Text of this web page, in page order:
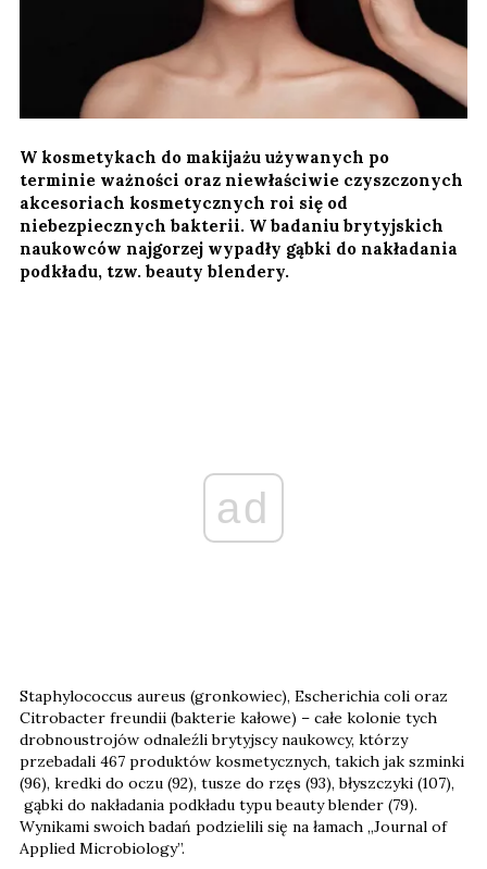
W kosmetykach do makijażu używanych po
terminie ważności oraz niewłaściwie czyszczonych
akcesoriach kosmetycznych roi się od
niebezpiecznych bakterii. W badaniu brytyjskich
naukowców najgorzej wypadły gąbki do nakładania
podkładu, tzw. beauty blendery.
ad
Staphylococcus aureus (gronkowiec), Escherichia coli oraz
Citrobacter freundii (bakterie kałowe) – całe kolonie tych
drobnoustrojów odnaleźli brytyjscy naukowcy, którzy
przebadali 467 produktów kosmetycznych, takich jak szminki
(96), kredki do oczu (92), tusze do rzęs (93), błyszczyki (107),
gąbki do nakładania podkładu typu beauty blender (79).
Wynikami swoich badań podzielili się na łamach „Journal of
Applied Microbiology”.